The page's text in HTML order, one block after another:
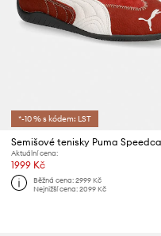
*-10 % s kódem: LST
Aktuální cena:
1999 Kč
Běžná cena: 2999 Kč
Nejnižší cena: 2099 Kč